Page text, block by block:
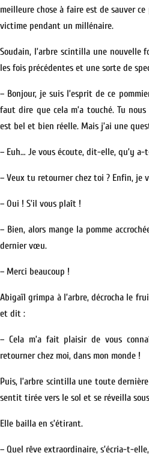
meilleure chose à faire est de sauver
victime pendant un millénaire.
Soudain, l’arbre scintilla une nouvelle
les fois précédentes et une sorte de
– Bonjour, je suis l’esprit de ce
faut dire que cela m’a touché. Tu
est bel et bien réelle. Mais j’ai une
– Euh… Je vous écoute, dit-elle, qu’y a-
– Veux tu retourner chez toi ? Enfin, je
– Oui ! S’il vous plaît !
– Bien, alors mange la pomme
dernier vœu.
– Merci beaucoup !
Abigaïl grimpa à l’arbre, décrocha le
et dit :
– Cela m’a fait plaisir de vous
retourner chez moi, dans mon monde !
Puis, l’arbre scintilla une toute
sentit tirée vers le sol et se réveilla
Elle bailla en s’étirant.
– Quel rêve extraordinaire, s’écria-t-